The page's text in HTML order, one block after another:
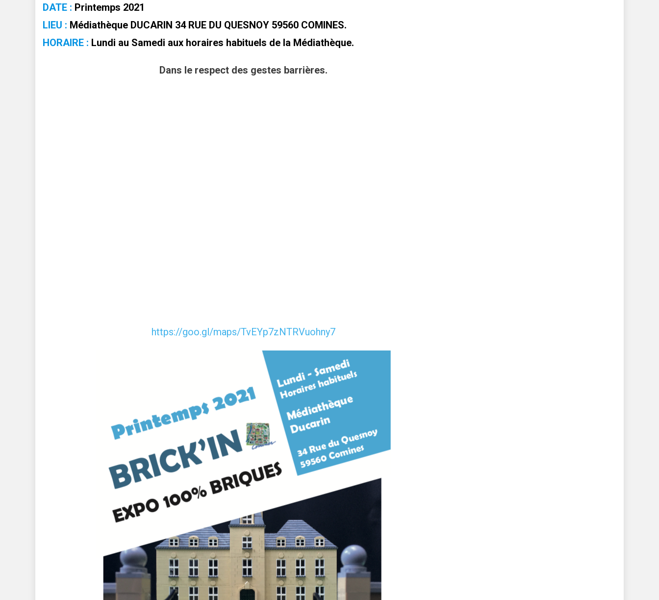
DATE : Printemps 2021
LIEU : Médiathèque DUCARIN 34 RUE DU QUESNOY 59560 COMINES.
HORAIRE : Lundi au Samedi aux horaires habituels de la Médiathèque.
Dans le respect des gestes barrières.
https://goo.gl/maps/TvEYp7zNTRVuohny7